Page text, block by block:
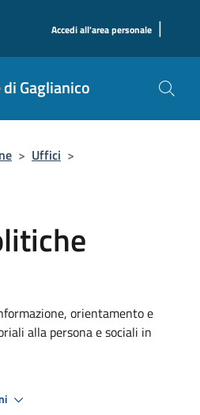
Accedi all'area personale |
Gaglianico
> Uffici >
orientamento e
alla persona e sociali in